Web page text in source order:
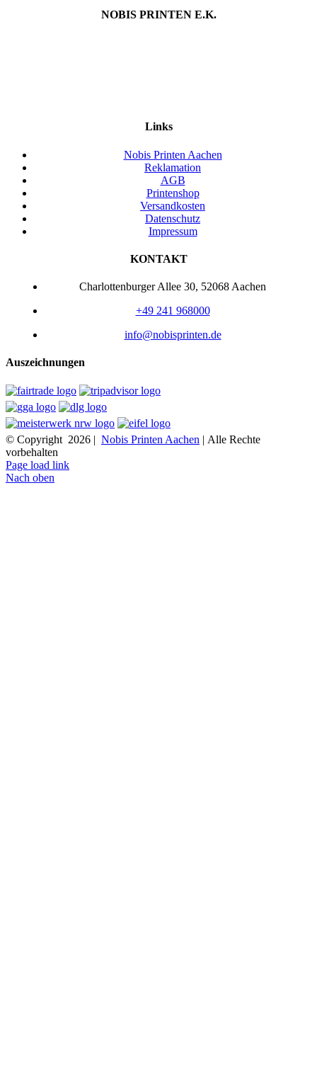
NOBIS PRINTEN E.K.
Links
Nobis Printen Aachen
Reklamation
AGB
Printenshop
Versandkosten
Datenschutz
Impressum
KONTAKT
Charlottenburger Allee 30, 52068 Aachen
+49 241 968000
info@nobisprinten.de
Auszeichnungen
© Copyright 2026 | Nobis Printen Aachen | Alle Rechte
vorbehalten
Page load link
Nach oben